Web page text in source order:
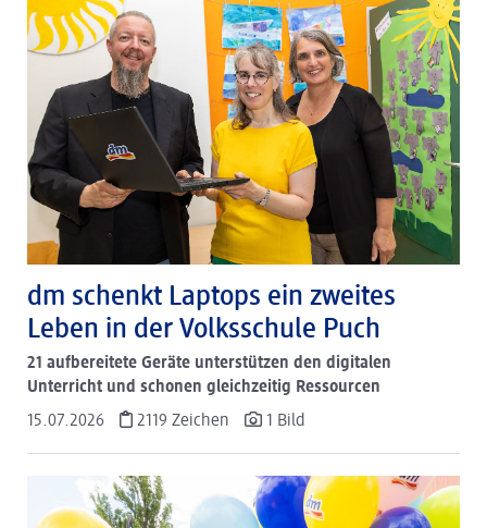
dm schenkt Laptops ein zweites
Leben in der Volksschule Puch
21 aufbereitete Geräte unterstützen den digitalen
Unterricht und schonen gleichzeitig Ressourcen
15.07.2026
2119 Zeichen 1 Bild